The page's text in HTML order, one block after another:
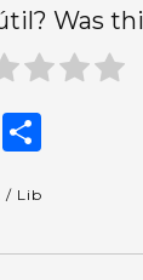
Was
Li
e
/ Lib